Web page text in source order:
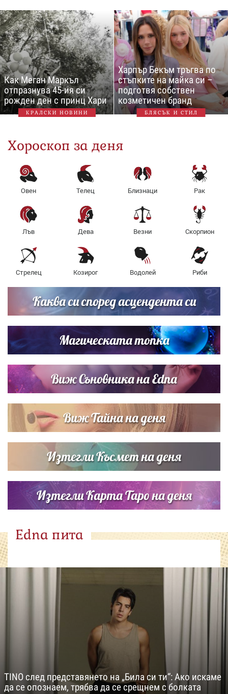
Как Меган Маркъл
отпразнува 45-ия си
рожден ден с принц Хари
КРАЛСКИ НОВИНИ
Харпър Бекъм тръгва по
стъпките на майка си –
подготвя собствен
козметичен бранд
БЛЯСЪК И СТИЛ
Хороскоп за деня
Овен Телец Близнаци Рак
Лъв Дева Везни Скорпион
Стрелец Козирог Водолей Риби
Каква си според асцендента си
Магическата топка
Виж Съновника на Edna
Виж Тайна на деня
Изтегли Късмет на деня
Изтегли Карта Таро на деня
Edna пита
TINO след представянето на „Била си ти“: Ако искаме
да се опознаем, трябва да се срещнем с болката